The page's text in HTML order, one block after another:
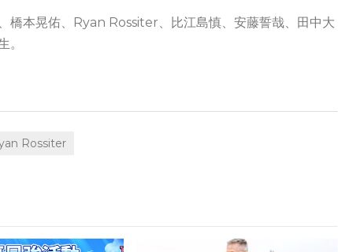
橋本晃佑、Ryan Rossiter、比江島慎、安藤誓哉、田中大
。
Rossiter